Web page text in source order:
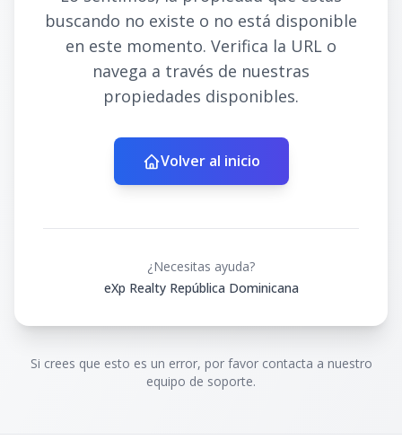
buscando no existe o no está disponible
en este momento. Verifica la URL o
navega a través de nuestras
propiedades disponibles.
Volver al inicio
¿Necesitas ayuda?
eXp Realty República Dominicana
Si crees que esto es un error, por favor contacta a nuestro
equipo de soporte.